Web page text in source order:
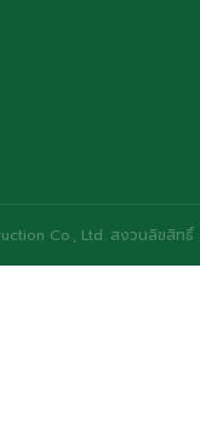
Co., Ltd. สงวนลิขสิทธิ์